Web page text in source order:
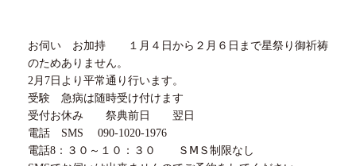
お伺い お加持 １ 月 ４ 日から ２ 月 ６ 日まで星祭り御祈祷
のためありません。
2月 7日より平常通り行います。
受験 急病は随時受け付けます
受付お休み 祭典前日 翌日
電話 SMS
090-1020-1976
電話8： ３０ ～ １０ ：３０ Ｓ Ⅿ Ｓ制限なし